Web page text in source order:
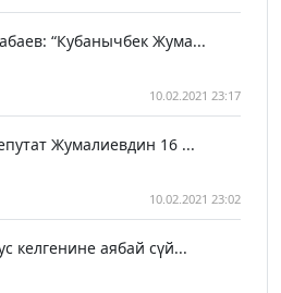
“Кубанычбек Жума...
10.02.2021 23:17
Жумалиевдин 16 ...
10.02.2021 23:02
келгенине аябай сүй...